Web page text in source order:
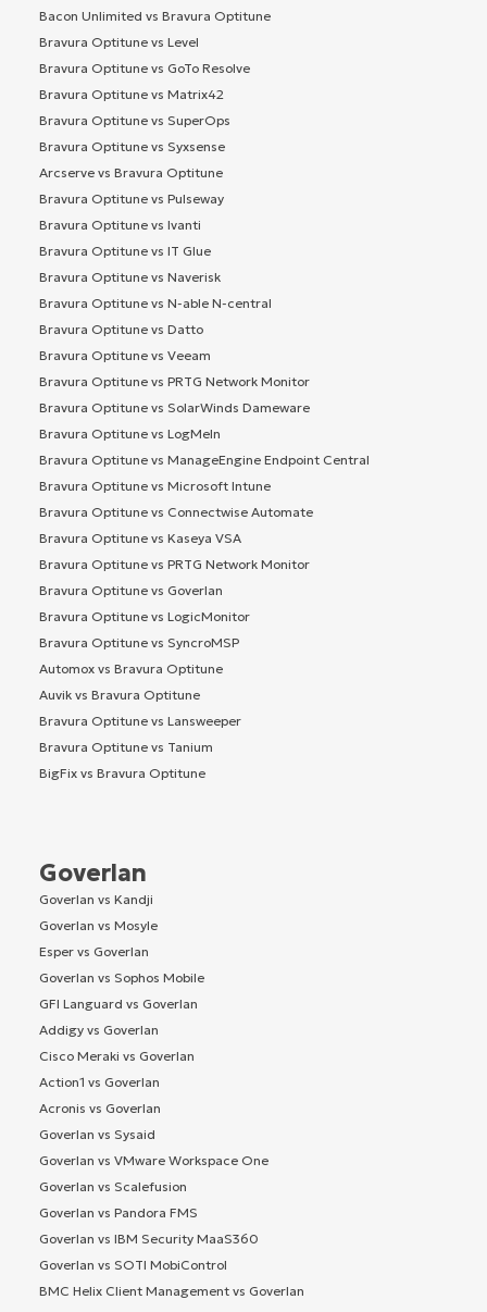
Bacon Unlimited vs Bravura Optitune
Bravura Optitune vs Level
Bravura Optitune vs GoTo Resolve
Bravura Optitune vs Matrix42
Bravura Optitune vs SuperOps
Bravura Optitune vs Syxsense
Arcserve vs Bravura Optitune
Bravura Optitune vs Pulseway
Bravura Optitune vs Ivanti
Bravura Optitune vs IT Glue
Bravura Optitune vs Naverisk
Bravura Optitune vs N-able N-central
Bravura Optitune vs Datto
Bravura Optitune vs Veeam
Bravura Optitune vs PRTG Network Monitor
Bravura Optitune vs SolarWinds Dameware
Bravura Optitune vs LogMeIn
Bravura Optitune vs ManageEngine Endpoint Central
Bravura Optitune vs Microsoft Intune
Bravura Optitune vs Connectwise Automate
Bravura Optitune vs Kaseya VSA
Bravura Optitune vs PRTG Network Monitor
Bravura Optitune vs Goverlan
Bravura Optitune vs LogicMonitor
Bravura Optitune vs SyncroMSP
Automox vs Bravura Optitune
Auvik vs Bravura Optitune
Bravura Optitune vs Lansweeper
Bravura Optitune vs Tanium
BigFix vs Bravura Optitune
Goverlan
Goverlan vs Kandji
Goverlan vs Mosyle
Esper vs Goverlan
Goverlan vs Sophos Mobile
GFI Languard vs Goverlan
Addigy vs Goverlan
Cisco Meraki vs Goverlan
Action1 vs Goverlan
Acronis vs Goverlan
Goverlan vs Sysaid
Goverlan vs VMware Workspace One
Goverlan vs Scalefusion
Goverlan vs Pandora FMS
Goverlan vs IBM Security MaaS360
Goverlan vs SOTI MobiControl
BMC Helix Client Management vs Goverlan